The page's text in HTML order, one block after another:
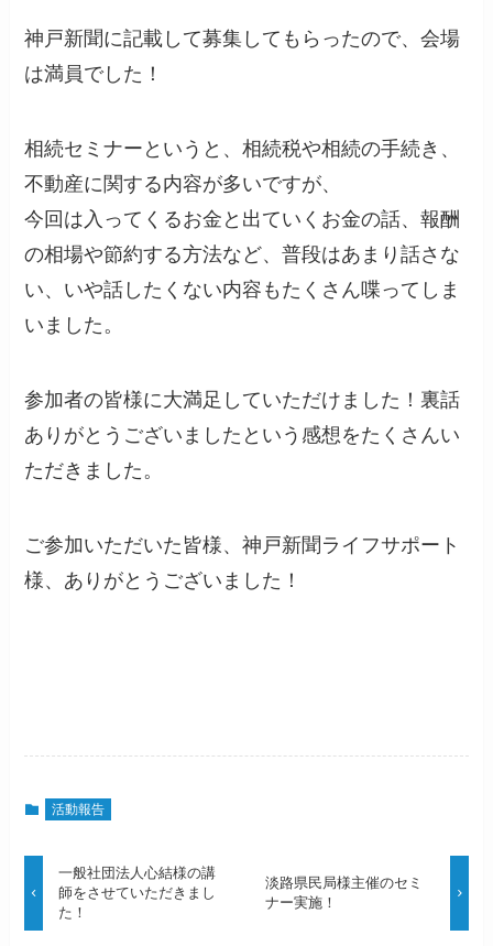
神戸新聞に記載して募集してもらったので、会場
は満員でした！
相続セミナーというと、相続税や相続の手続き、
不動産に関する内容が多いですが、
今回は入ってくるお金と出ていくお金の話、報酬
の相場や節約する方法など、普段はあまり話さな
い、いや話したくない内容もたくさん喋ってしま
いました。
参加者の皆様に大満足していただけました！裏話
ありがとうございましたという感想をたくさんい
ただきました。
ご参加いただいた皆様、神戸新聞ライフサポート
様、ありがとうございました！
活動報告
一般社団法人心結様の講
師をさせていただきまし
た！
淡路県民局様主催のセミ
ナー実施！